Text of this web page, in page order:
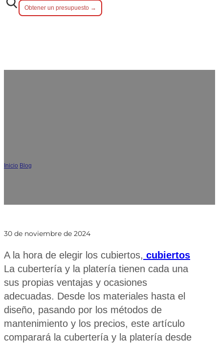
Obtener un presupuesto →
Inicio Blog
30 de noviembre de 2024
A la hora de elegir los cubiertos, cubiertos
La cubertería y la platería tienen cada una
sus propias ventajas y ocasiones
adecuadas. Desde los materiales hasta el
diseño, pasando por los métodos de
mantenimiento y los precios, este artículo
comparará la cubertería y la platería desde